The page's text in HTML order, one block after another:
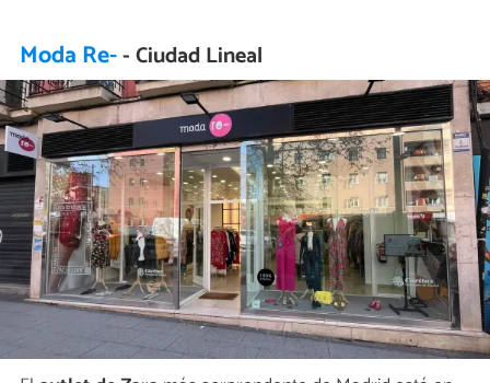
Moda Re-- Ciudad Lineal